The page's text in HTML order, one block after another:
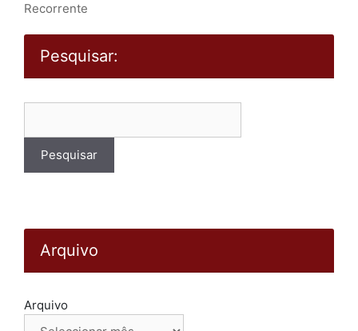
Recorrente
Pesquisar:
Arquivo
Arquivo